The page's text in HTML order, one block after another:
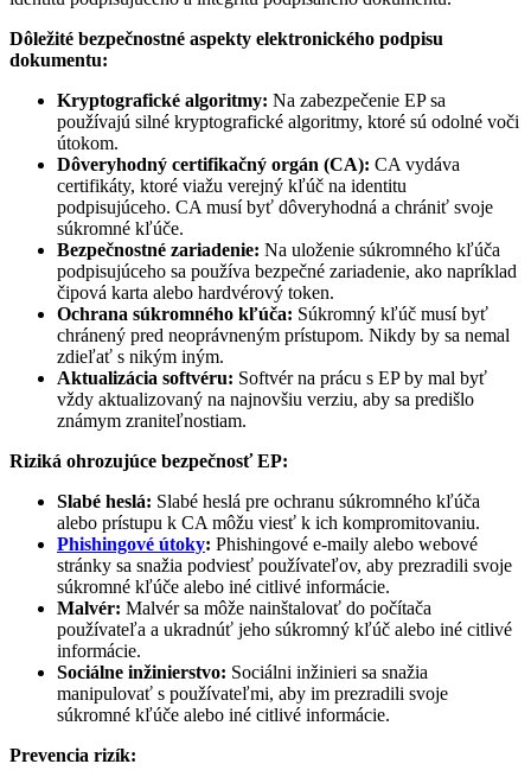
Dôležité bezpečnostné aspekty elektronického podpisu
dokumentu:
Kryptografické algoritmy: Na zabezpečenie EP sa
používajú silné kryptografické algoritmy, ktoré sú odolné voči
útokom.
Dôveryhodný certifikačný orgán (CA): CA vydáva
certifikáty, ktoré viažu verejný kľúč na identitu
podpisujúceho. CA musí byť dôveryhodná a chrániť svoje
súkromné kľúče.
Bezpečnostné zariadenie: Na uloženie súkromného kľúča
podpisujúceho sa používa bezpečné zariadenie, ako napríklad
čipová karta alebo hardvérový token.
Ochrana súkromného kľúča: Súkromný kľúč musí byť
chránený pred neoprávneným prístupom. Nikdy by sa nemal
zdieľať s nikým iným.
Aktualizácia softvéru: Softvér na prácu s EP by mal byť
vždy aktualizovaný na najnovšiu verziu, aby sa predišlo
známym zraniteľnostiam.
Riziká ohrozujúce bezpečnosť EP:
Slabé heslá: Slabé heslá pre ochranu súkromného kľúča
alebo prístupu k CA môžu viesť k ich kompromitovaniu.
Phishingové útoky: Phishingové e-maily alebo webové
stránky sa snažia podviesť používateľov, aby prezradili svoje
súkromné kľúče alebo iné citlivé informácie.
Malvér: Malvér sa môže nainštalovať do počítača
používateľa a ukradnúť jeho súkromný kľúč alebo iné citlivé
informácie.
Sociálne inžinierstvo: Sociálni inžinieri sa snažia
manipulovať s používateľmi, aby im prezradili svoje
súkromné kľúče alebo iné citlivé informácie.
Prevencia rizík: